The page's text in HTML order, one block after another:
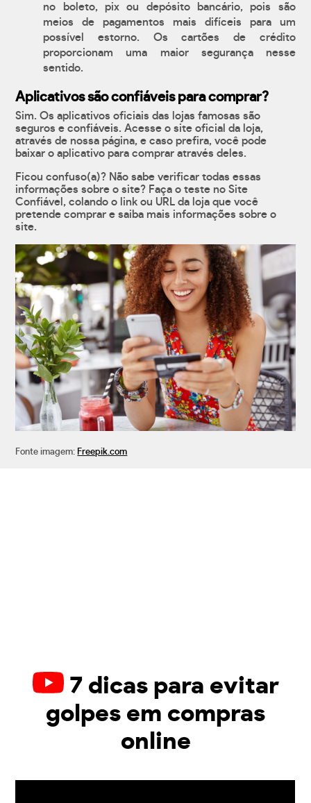
no boleto, pix ou depósito bancário, pois são
meios de pagamentos mais difíceis para um
possível estorno. Os cartões de crédito
proporcionam uma maior segurança nesse
sentido.
Aplicativos são confiáveis para comprar?
Sim. Os aplicativos oficiais das lojas famosas são
seguros e confiáveis. Acesse o site oficial da loja,
através de nossa página, e caso prefira, você pode
baixar o aplicativo para comprar através deles.
Ficou confuso(a)? Não sabe verificar todas essas
informações sobre o site? Faça o teste no Site
Confiável, colando o link ou URL da loja que você
pretende comprar e saiba mais informações sobre o
site.
Fonte imagem: Freepik.com
7 dicas para evitar
golpes em compras
online